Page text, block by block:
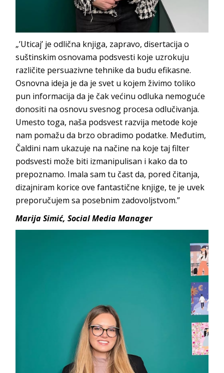
„’Uticaj’ je odlična knjiga, zapravo, disertacija o
suštinskim osnovama podsvesti koje uzrokuju
različite persuazivne tehnike da budu efikasne.
Osnovna ideja je da je svet u kojem živimo toliko
pun informacija da je čak većinu odluka nemoguće
donositi na osnovu svesnog procesa odlučivanja.
Umesto toga, naša podsvest razvija metode koje
nam pomažu da brzo obradimo podatke. Međutim,
Čaldini nam ukazuje na načine na koje taj filter
podsvesti može biti izmanipulisan i kako da to
prepoznamo. Imala sam tu čast da, pored čitanja,
dizajniram korice ove fantastične knjige, te je uvek
preporučujem sa posebnim zadovoljstvom.”
Marija Simić,Social Media Manager